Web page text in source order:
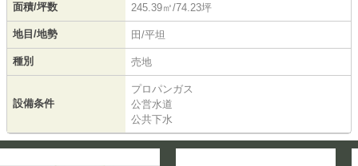
面積/坪数 245.39㎡/74.23坪
地目/地勢 田/平坦
種別 売地
設備条件
プロパンガス
公営水道
公共下水